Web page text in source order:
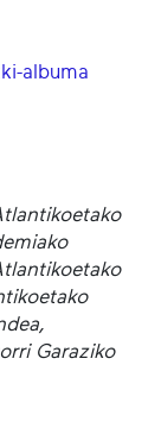
albuma
Garaziko